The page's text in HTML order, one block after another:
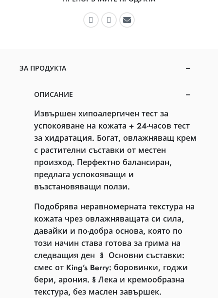
Препоръчайте във Facebook
Препоръчайте в Instagram
Препоръчайте по
ЗА ПРОДУКТА
ОПИСАНИЕ
Извършен хипоалергичен тест за
успокояване на кожата + 24-часов тест
за хидратация. Богат, овлажняващ крем
с растителни съставки от местен
произход. Перфектно балансиран,
предлага успокояващи и
възстановяващи ползи.
Подобрява неравномерната текстура на
кожата чрез овлажняващата си сила,
давайки и по-добра основа, която по
този начин става готова за грима на
следващия ден § Основни съставки:
смес от King’s Berry: боровинки, годжи
бери, арония. § Лека и кремообразна
текстура, без маслен завършек.